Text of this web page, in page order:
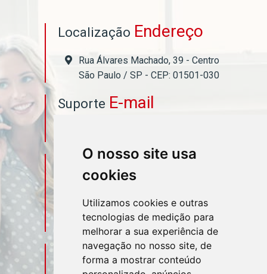
O nosso site usa
cookies
Utilizamos cookies e outras
tecnologias de medição para
melhorar a sua experiência de
navegação no nosso site, de
forma a mostrar conteúdo
Localização Endereço
Rua Álvares Machado, 39 - Centro
São Paulo / SP - CEP: 01501-030
Suporte E-mail
ContatoTelefone
(11) 95580-4449
RedesSociais